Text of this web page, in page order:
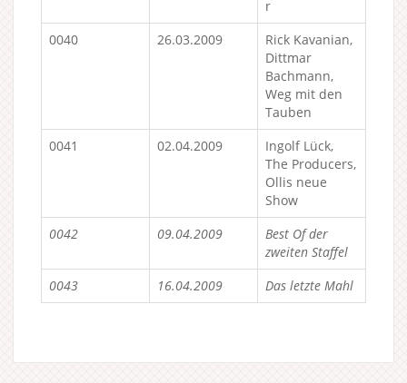
r
0040
26.03.2009
Rick Kavanian,
Dittmar
Bachmann,
Weg mit den
Tauben
0041
02.04.2009
Ingolf Lück,
The Producers,
Ollis neue
Show
0042
09.04.2009
Best Of der
zweiten Staffel
0043
16.04.2009 Das letzte Mahl